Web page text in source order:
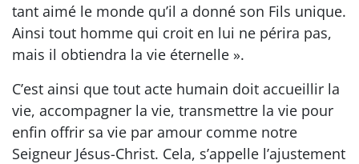
tant aimé le monde qu’il a donné son Fils unique.
Ainsi tout homme qui croit en lui ne périra pas,
mais il obtiendra la vie éternelle ».
C’est ainsi que tout acte humain doit accueillir la
vie, accompagner la vie, transmettre la vie pour
enfin offrir sa vie par amour comme notre
Seigneur Jésus-Christ. Cela, s’appelle l’ajustement